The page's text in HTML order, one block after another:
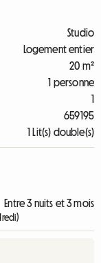
Studio
Logement entier
20 m²
1 personne
1
659195
1 Lit(s) double(s)
Entre 3 nuits et 3 mois